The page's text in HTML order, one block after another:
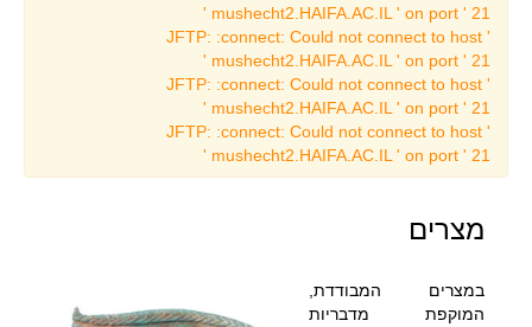
אוסף אוסקר גז
ציור צרפתי
האמנים באוסף הכט
מרכז הלמידה
מידע כללי ופרטים ליצירת
גני ילדים
יסודי
mushecht2.HAIFA.AC.IL ' on port ' 21 '
JFTP: :connect: Could not connect to host '
mushecht2.HAIFA.AC.IL ' on port ' 21 '
JFTP: :connect: Could not connect to host '
mushecht2.HAIFA.AC.IL ' on port ' 21 '
JFTP: :connect: Could not connect to host '
mushecht2.HAIFA.AC.IL ' on port ' 21 '
מצרים
במצרים המבודדת,
המוקפת מדבריות